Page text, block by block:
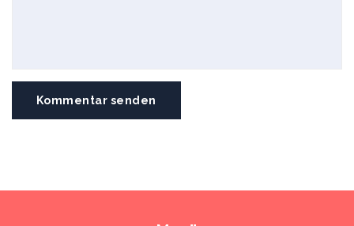
Kommentar senden